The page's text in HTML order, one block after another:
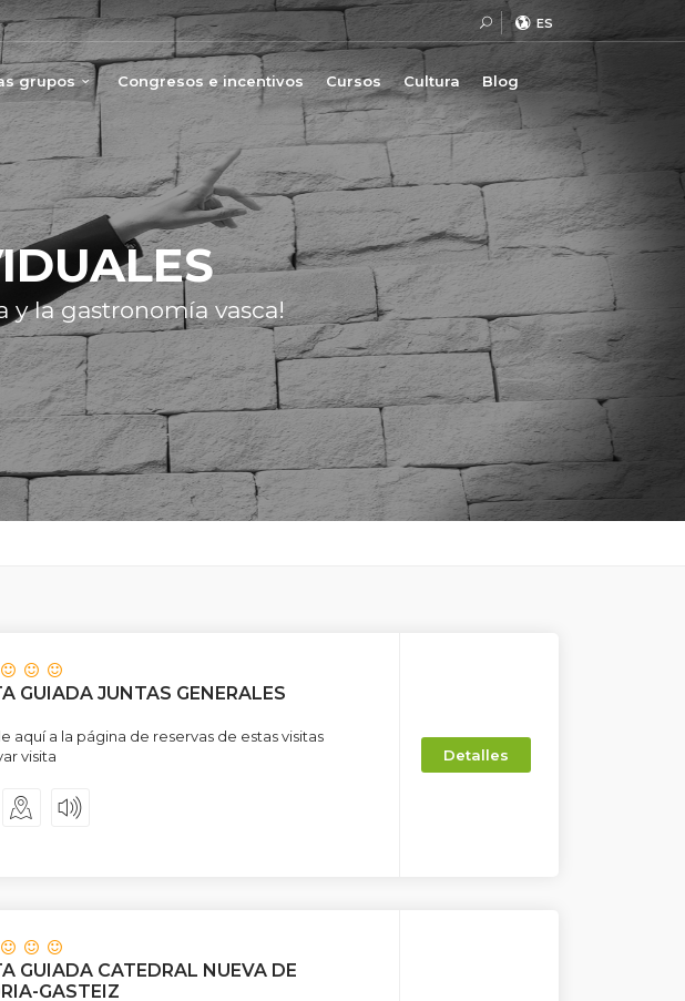
ES
grupos Congresos e incentivos Cursos Cultura Blog
y la gastronomía vasca!
GUIADA JUNTAS GENERALES
aquí a la página de reservas de estas visitas
visita
Detalles
GUIADA CATEDRAL NUEVA DE
GASTEIZ